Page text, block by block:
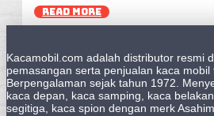
READ MORE
Kacamobil.com adalah distributor resmi
pemasangan serta penjualan kaca
Berpengalaman sejak tahun 1972.
kaca depan, kaca samping, kaca
segitiga, kaca spion dengan merk